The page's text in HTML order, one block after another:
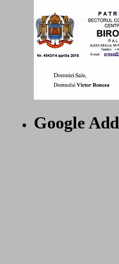
Google Add